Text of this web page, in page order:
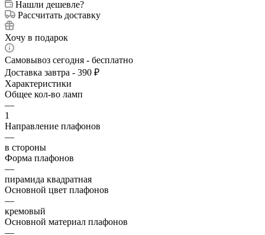
Нашли дешевле?
Рассчитать доставку
Хочу в подарок
Самовывоз сегодня - бесплатно
Доставка завтра - 390 ₽
Характеристики
Общее кол-во ламп
—
1
Направление плафонов
—
в стороны
Форма плафонов
—
пирамида квадратная
Основной цвет плафонов
—
кремовый
Основной материал плафонов
—